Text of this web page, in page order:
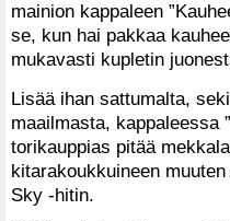
mainion kappaleen
se, kun hai pakkaa
mukavasti kupletin
Lisää ihan sattumalta,
maailmasta, kappaleessa
torikauppias pitää
kitarakoukkuineen
Sky -hitin.